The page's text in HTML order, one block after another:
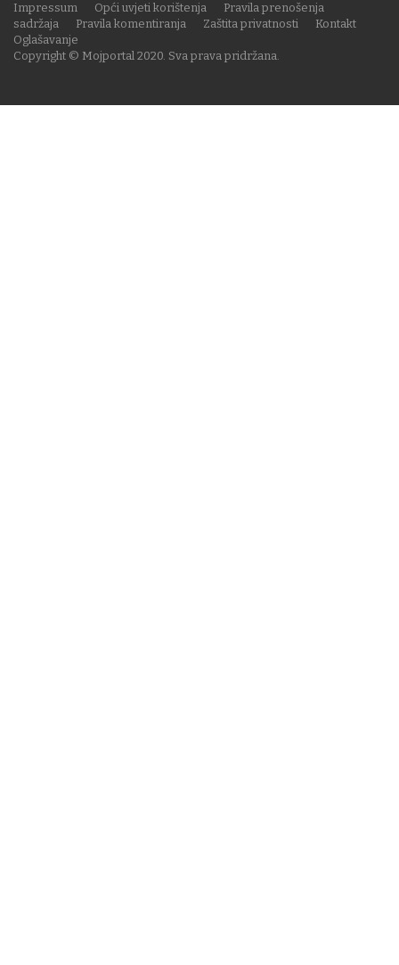
Copyright © Mojportal 2020. Sva prava pridržana.
Impressum Opći uvjeti korištenja
Pravila prenošenja
sadržaja
Pravila komentiranja Zaštita privatnosti
Kontakt
Oglašavanje